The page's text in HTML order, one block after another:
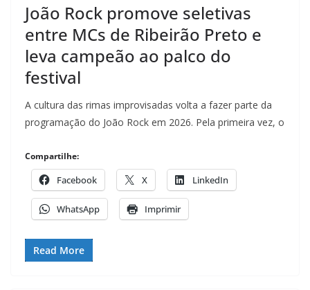
João Rock promove seletivas
entre MCs de Ribeirão Preto e
leva campeão ao palco do
festival
A cultura das rimas improvisadas volta a fazer parte da
programação do João Rock em 2026. Pela primeira vez, o
Compartilhe:
Facebook X LinkedIn
WhatsApp Imprimir
Read More